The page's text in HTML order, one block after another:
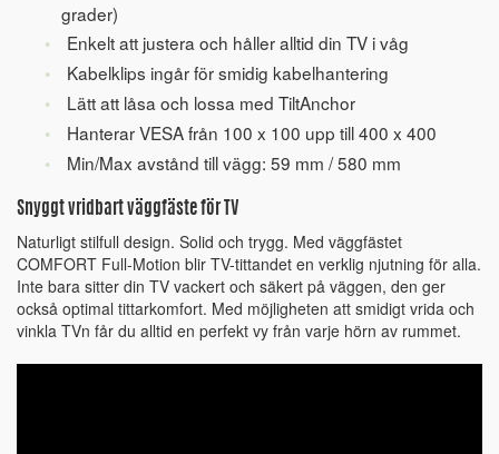
grader)
Enkelt att justera och håller alltid din TV i våg
Kabelklips ingår för smidig kabelhantering
Lätt att låsa och lossa med TiltAnchor
Hanterar VESA från 100 x 100 upp till 400 x 400
Min/Max avstånd till vägg: 59 mm / 580 mm
Snyggt vridbart väggfäste för TV
Naturligt stilfull design. Solid och trygg. Med väggfästet
COMFORT Full-Motion blir TV-tittandet en verklig njutning för alla.
Inte bara sitter din TV vackert och säkert på väggen, den ger
också optimal tittarkomfort. Med möjligheten att smidigt vrida och
vinkla TVn får du alltid en perfekt vy från varje hörn av rummet.